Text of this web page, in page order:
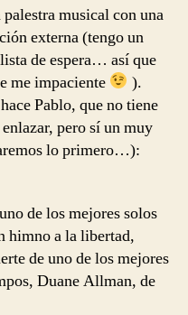
Bird
[Recomendación]
musical con una
externa (tengo un
de espera… así que
me impaciente
).
Pablo, que no tiene
pero sí un muy
lo primero…):
de los mejores solos
himno a la libertad,
de uno de los mejores
Duane Allman, de